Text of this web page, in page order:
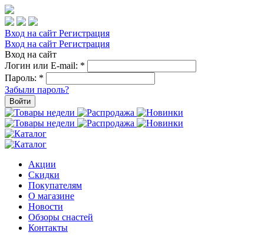
Вход на сайт Регистрация
Вход на сайт Регистрация
Вход на сайт
Логин или E-mail: *
Пароль: *
Забыли пароль?
Войти
Акции
Скидки
Покупателям
О магазине
Новости
Обзоры снастей
Контакты